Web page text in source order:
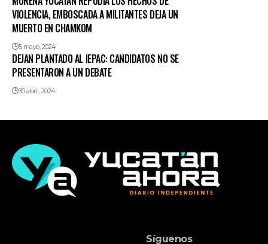
VIOLENCIA, EMBOSCADA A MILITANTES DEJA UN
MUERTO EN CHAMKOM
5 mayo, 2024
DEJAN PLANTADO AL IEPAC: CANDIDATOS NO SE
PRESENTARON A UN DEBATE
30 abril, 2024
Síguenos